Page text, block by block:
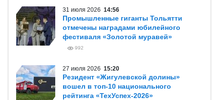
31 июля 2026 14:56
Промышленные гиганты Тольятти
отмечены наградами юбилейного
фестиваля «Золотой муравей»
992
27 июля 2026 15:20
Резидент «Жигулевской долины»
вошел в топ-10 национального
рейтинга «ТехУспех-2026»